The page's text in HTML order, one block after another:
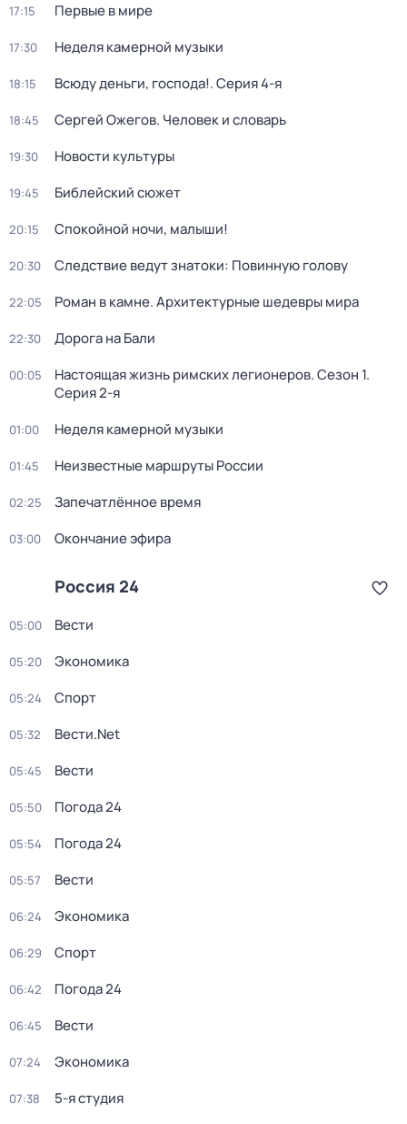
17:15 Первые в мире
17:30 Неделя камерной музыки
18:15 Всюду деньги, господа!. Серия 4-я
18:45 Сергей Ожегов. Человек и словарь
19:30 Новости культуры
19:45 Библейский сюжет
20:15 Спокойной ночи, малыши!
20:30 Следствие ведут знатоки: Повинную голову
22:05 Роман в камне. Архитектурные шедевры мира
22:30 Дорога на Бали
00:05 Настоящая жизнь римских легионеров. Сезон 1.
Серия 2-я
01:00 Неделя камерной музыки
01:45 Неизвестные маршруты России
02:25 Запечатлённое время
03:00 Окончание эфира
Россия 24
05:00 Вести
05:20 Экономика
05:24 Спорт
05:32 Вести.Net
05:45 Вести
05:50 Погода 24
05:54 Погода 24
05:57 Вести
06:24 Экономика
06:29 Спорт
06:42 Погода 24
06:45 Вести
07:24 Экономика
07:38 5-я студия